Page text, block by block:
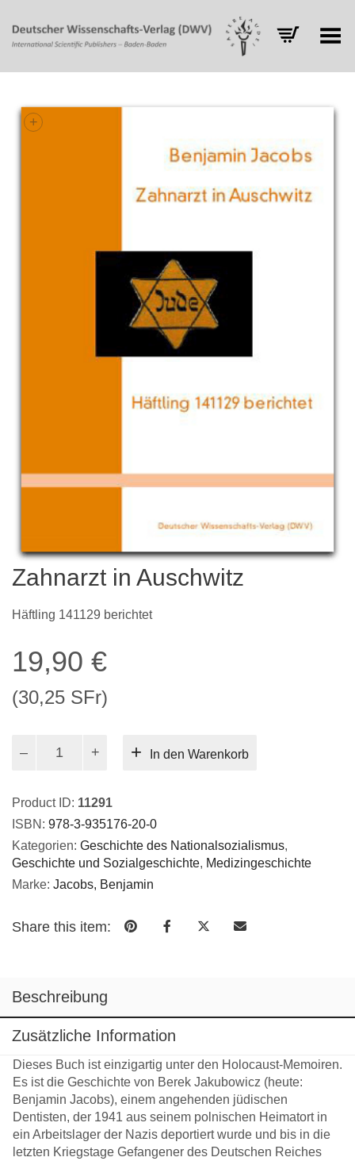
Toggle Menu
+
Zahnarzt in Auschwitz
Häftling 141129 berichtet
19,90 €
(30,25 SFr)
Menge
In den Warenkorb
Product ID: 11291
ISBN: 978-3-935176-20-0
Kategorien: Geschichte des Nationalsozialismus,
Geschichte und Sozialgeschichte, Medizingeschichte
Marke: Jacobs, Benjamin
Share this item:
Beschreibung
Zusätzliche Information
Dieses Buch ist einzigartig unter den Holocaust-Memoiren.
Es ist die Geschichte von Berek Jakubowicz (heute:
Benjamin Jacobs), einem angehenden jüdischen
Dentisten, der 1941 aus seinem polnischen Heimatort in
ein Arbeitslager der Nazis deportiert wurde und bis in die
letzten Kriegstage Gefangener des Deutschen Reiches